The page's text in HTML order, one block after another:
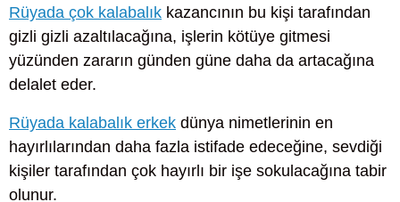
Rüyada çok kalabalık kazancının bu kişi tarafından
gizli gizli azaltılacağına, işlerin kötüye gitmesi
yüzünden zararın günden güne daha da artacağına
delalet eder.
Rüyada kalabalık erkek dünya nimetlerinin en
hayırlılarından daha fazla istifade edeceğine, sevdiği
kişiler tarafından çok hayırlı bir işe sokulacağına tabir
olunur.